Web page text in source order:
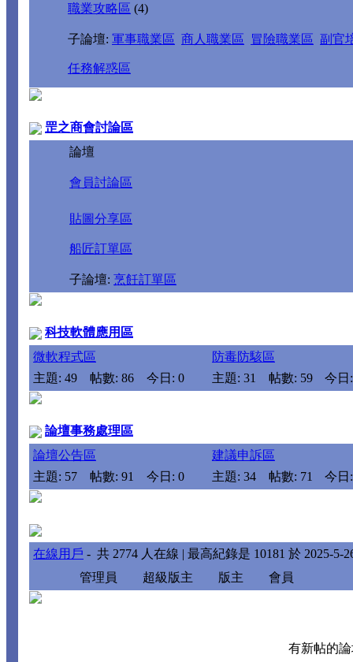
職業攻略區 (4)
子論壇: 軍事職業區 商人職業區 冒險職業區 副官
任務解惑區
罡之商會討論區
論壇
會員討論區
貼圖分享區
船匠訂單區
子論壇: 烹飪訂單區
科技軟體應用區
微軟程式區
主題: 49
帖數: 86 今日: 0
防毒防駭區
主題: 31
帖數: 59 今日
論壇事務處理區
論壇公告區
主題: 57
帖數: 91 今日: 0
建議申訴區
主題: 34
帖數: 71 今日
在線用戶 - 共 2774 人在線 | 最高紀錄是 10181 於 2025-5-
管理員
超級版主 版主 會員
有新帖